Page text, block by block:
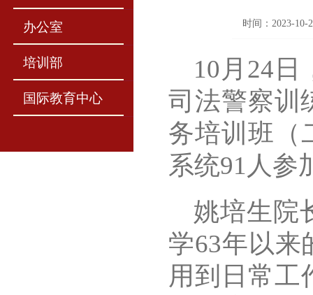
办公室
培训部
国际教育中心
时间：2023-10-
10月24
司法警察训
务培训班（
系统91人参
姚培生院
学63年以来
用到日常工